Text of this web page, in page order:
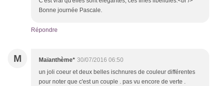
Bonne journée Pascale.
Répondre
M Maïanthème* 30/07/2016 06:50
un joli coeur et deux belles ischnures de couleur différentes
pour noter que c'est un couple . pas vu encore de verte .